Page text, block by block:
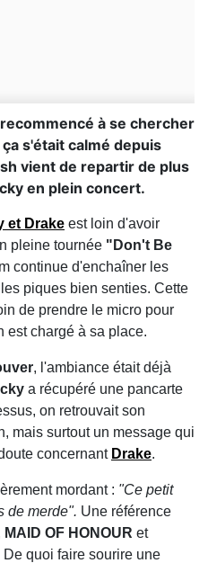
à se chercher
s'était calmé depuis
vient de repartir de plus
en plein concert.
et Drake est loin d'avoir
pleine tournée "Don't Be
continue d'enchaîner les
piques bien senties. Cette
de prendre le micro pour
est chargé à sa place.
, l'ambiance était déjà
a récupéré une pancarte
on retrouvait son
mais surtout un message qui
concernant Drake.
mordant : "Ce petit
de merde". Une référence
MAID OF HONOUR et
De quoi faire sourire une